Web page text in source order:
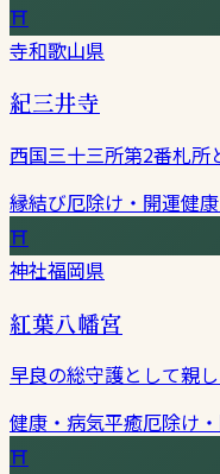
⛩
寺和歌山県
紀三井寺
西国三十三所第2番札
縁結び厄除け・開運健
⛩
神社福岡県
紅葉八幡宮
早良の総守護として親
健康・病気平癒厄除け
⛩